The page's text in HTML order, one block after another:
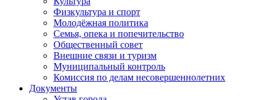
Физкультура и спорт
Молодёжная политика
Семья, опека и попечительство
Общественный совет
Внешние связи и туризм
Муниципальный контроль
Комиссия по делам несовершеннолетних
Документы